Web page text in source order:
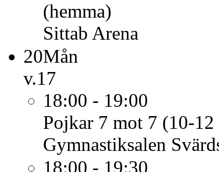
(hemma)
Sittab Arena
20Mån
v.17
18:00 - 19:00
Pojkar 7 mot 7 (10-12
Gymnastiksalen
18:00 - 19:30